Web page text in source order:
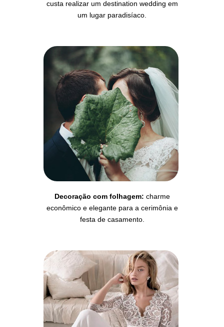
custa realizar um destination wedding em
um lugar paradisíaco.
Decoração com folhagem: charme
econômico e elegante para a cerimônia e
festa de casamento.